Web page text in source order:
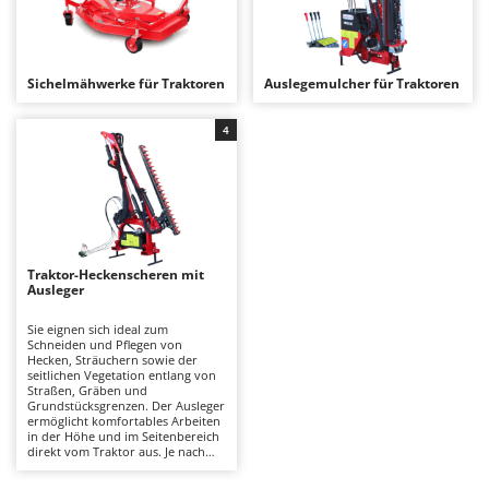
Astscheren
Atemschutzgeräte
Aufroller für Olivennetze
Aufschnittmaschinen
Auslegemulcher für Traktoren
Äxte - Beile und Spalthammer
Balkenmäher
Bandsägen
Baum- und Astscheren - manuell
Baumscheren - pneumatisch
Baumstumpffräsen
Bindezangen - elektrisch
Ambrogio Robot
Annovi Reverberi
ANTHBOT
Ariete
Artus
Ausonia
Awelco
B
Baesso
Sichelmähwerke für Traktoren Auslegemulcher für Traktoren
Traktor-Heckenscheren mit
Ausleger
Sie eignen sich ideal zum
Schneiden und Pflegen von
Hecken, Sträuchern sowie der
seitlichen Vegetation entlang von
Straßen, Gräben und
Grundstücksgrenzen. Der Ausleger
ermöglicht komfortables Arbeiten
in der Höhe und im Seitenbereich
direkt vom Traktor aus. Je nach
4